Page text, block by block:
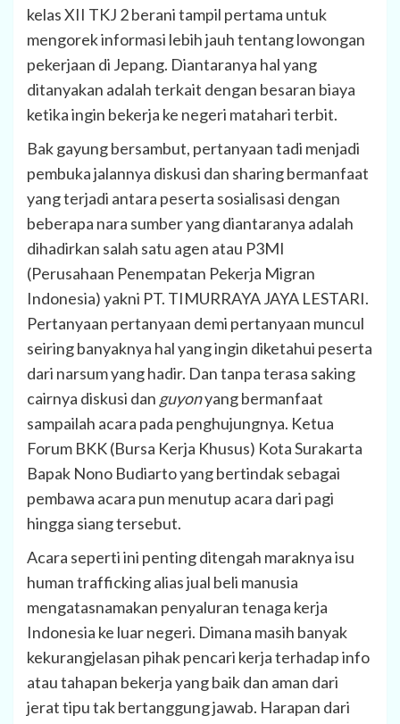
kelas XII TKJ 2 berani tampil pertama untuk
mengorek informasi lebih jauh tentang lowongan
pekerjaan di Jepang. Diantaranya hal yang
ditanyakan adalah terkait dengan besaran biaya
ketika ingin bekerja ke negeri matahari terbit.
Bak gayung bersambut, pertanyaan tadi menjadi
pembuka jalannya diskusi dan sharing bermanfaat
yang terjadi antara peserta sosialisasi dengan
beberapa nara sumber yang diantaranya adalah
dihadirkan salah satu agen atau P3MI
(Perusahaan Penempatan Pekerja Migran
Indonesia) yakni PT. TIMURRAYA JAYA LESTARI.
Pertanyaan pertanyaan demi pertanyaan muncul
seiring banyaknya hal yang ingin diketahui peserta
dari narsum yang hadir. Dan tanpa terasa saking
cairnya diskusi dan guyonyang bermanfaat
sampailah acara pada penghujungnya. Ketua
Forum BKK (Bursa Kerja Khusus) Kota Surakarta
Bapak Nono Budiarto yang bertindak sebagai
pembawa acara pun menutup acara dari pagi
hingga siang tersebut.
Acara seperti ini penting ditengah maraknya isu
human trafficking alias jual beli manusia
mengatasnamakan penyaluran tenaga kerja
Indonesia ke luar negeri. Dimana masih banyak
kekurangjelasan pihak pencari kerja terhadap info
atau tahapan bekerja yang baik dan aman dari
jerat tipu tak bertanggung jawab. Harapan dari